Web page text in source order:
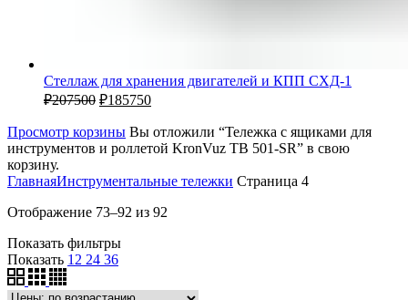
Стеллаж для хранения двигателей и КПП СХД-1
₽207500 ₽185750
Просмотр корзины Вы отложили “Тележка c ящиками для
инструментов и роллетой KronVuz TB 501-SR” в свою
корзину.
ГлавнаяИнструментальные тележки Страница 4
Отображение 73–92 из 92
Показать фильтры
Показать 12 24 36